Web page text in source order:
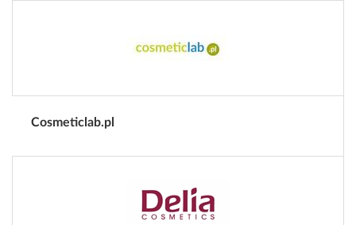
Cosmeticlab.pl